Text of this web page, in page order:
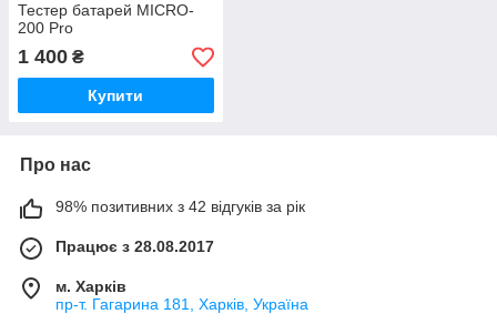
Тестер батарей MICRO-
200 Pro
1 400 ₴
Купити
Про нас
98% позитивних з 42 відгуків за рік
Працює з 28.08.2017
м. Харків
пр-т. Гагарина 181, Харків, Україна